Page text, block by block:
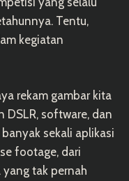
Tentu,
kegiatan
rekam gambar kita
DSLR, software, dan
sekali aplikasi
footage, dari
tak pernah